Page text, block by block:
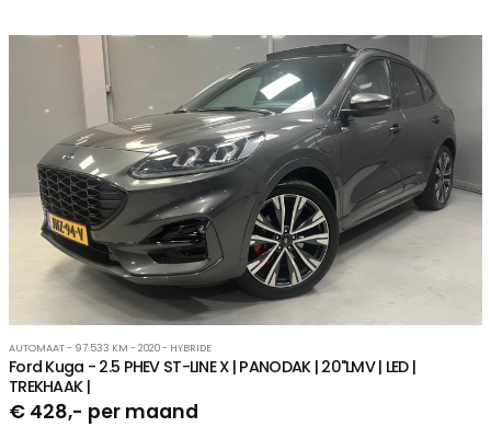
AUTOMAAT - 97.533 KM - 2020 - HYBRIDE
Ford Kuga - 2.5 PHEV ST-LINE X | PANODAK | 20"LMV | LED |
TREKHAAK |
€ 428,- per maand